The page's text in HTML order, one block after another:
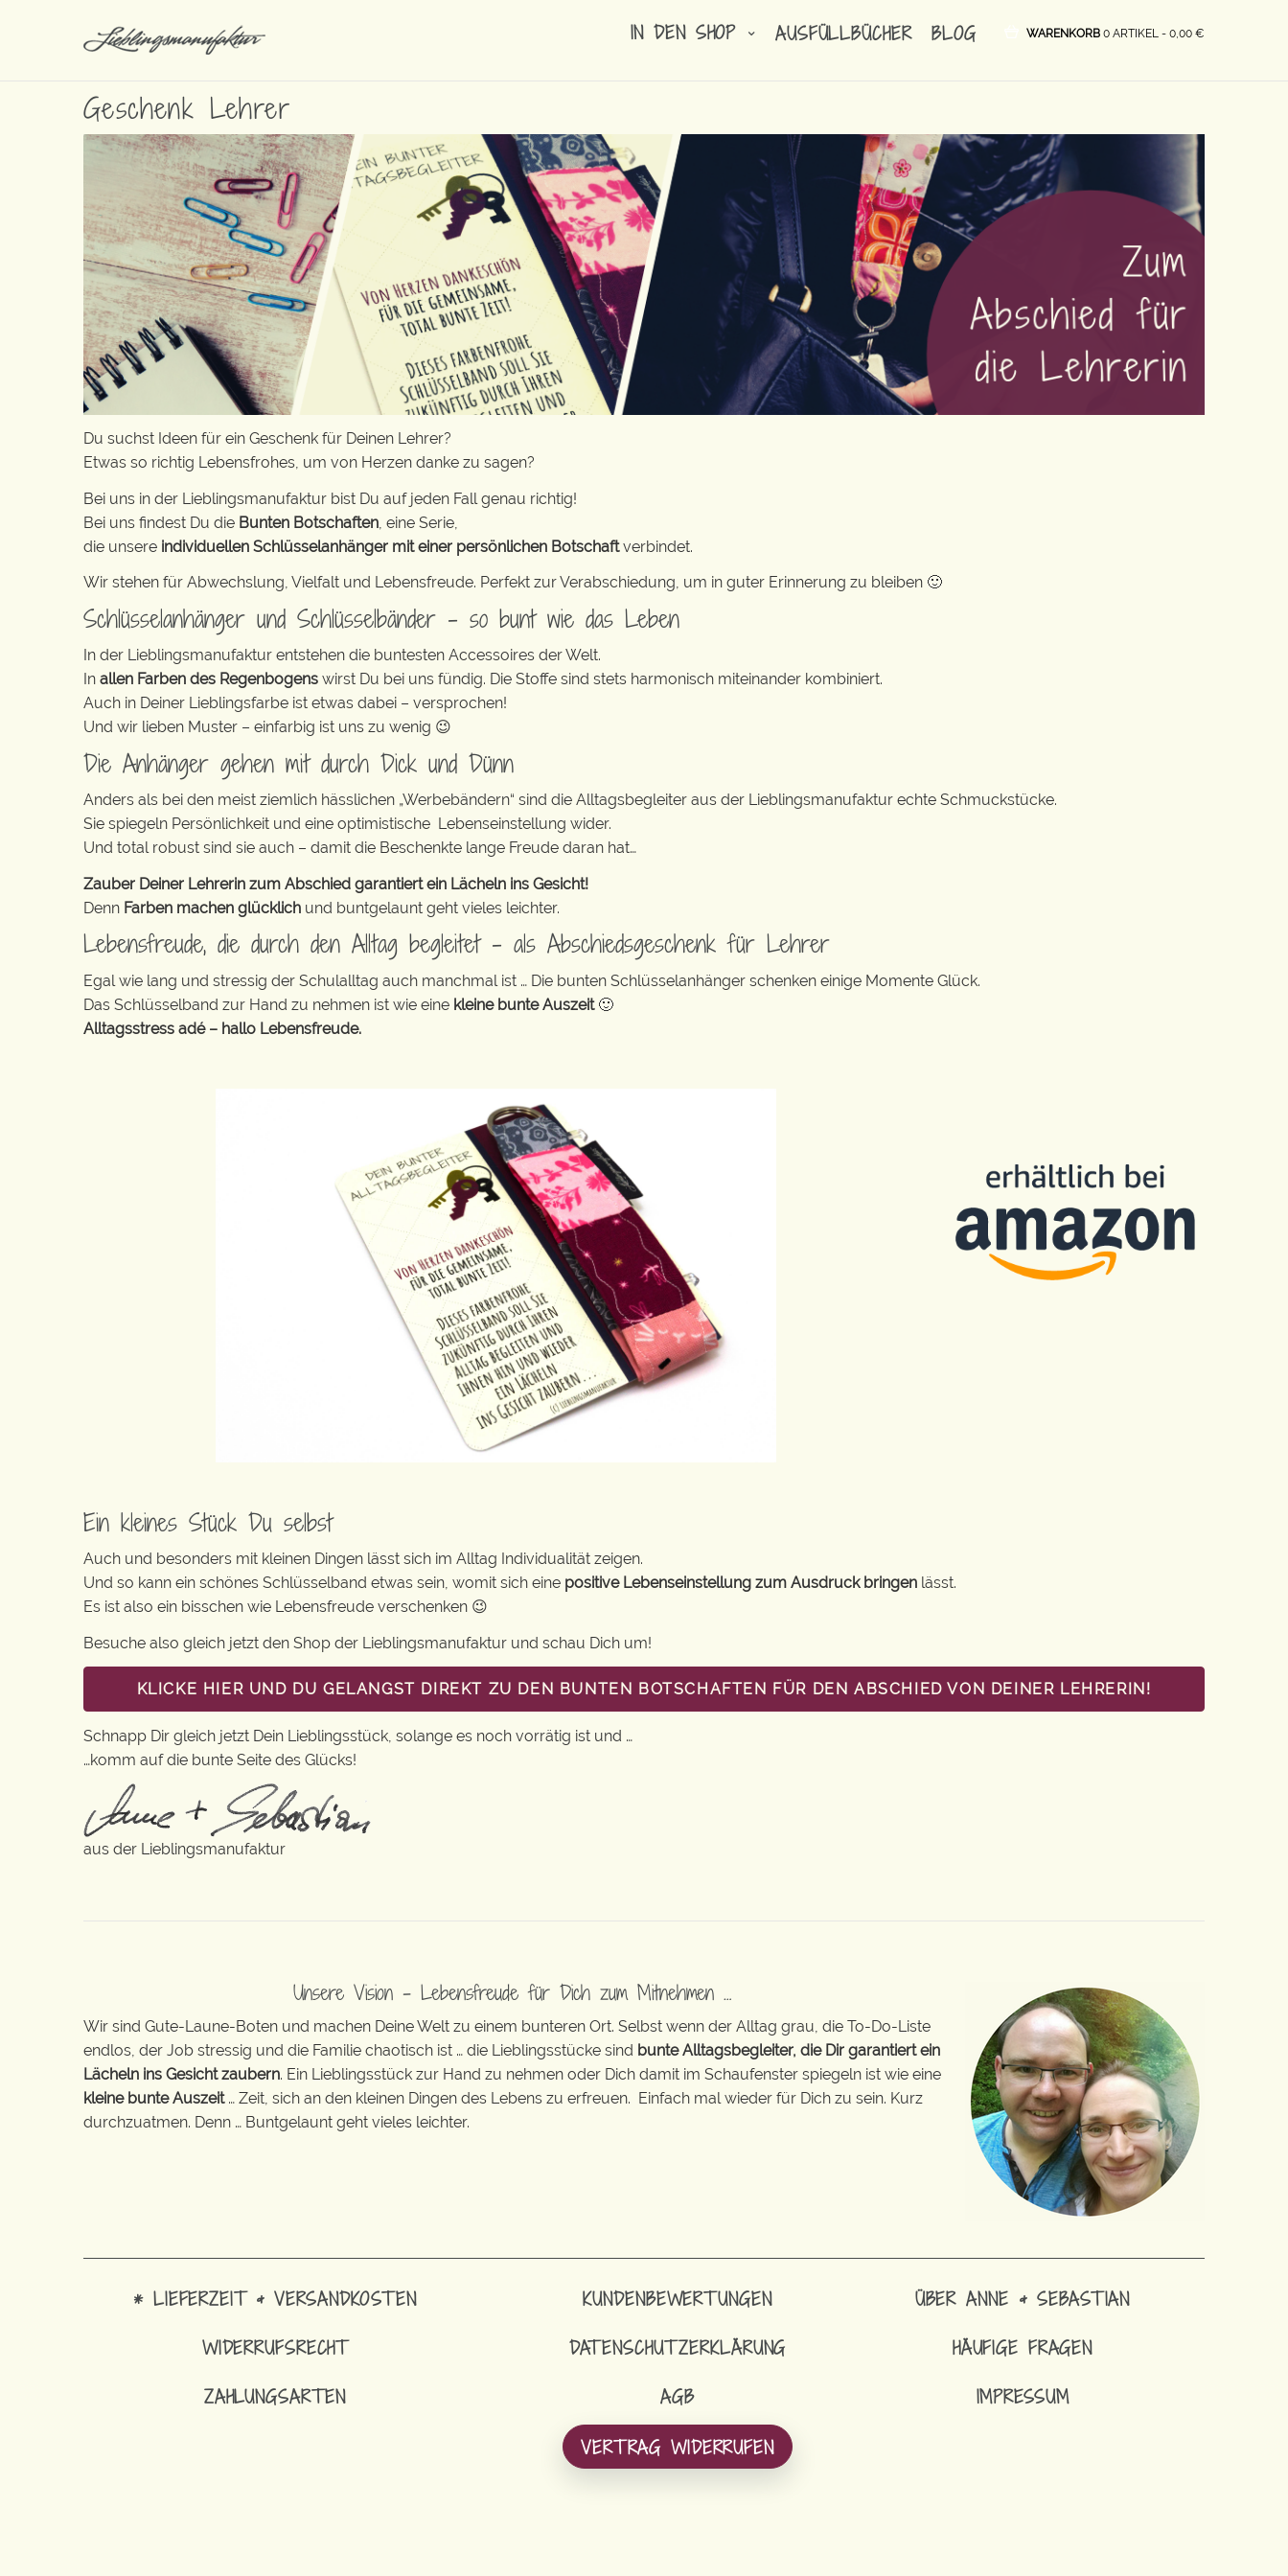
IN DEN SHOP AUSFÜLLBÜCHER BLOG WARENKORB 0 ARTIKEL - 0,00 €
Geschenk Lehrer
Du suchst Ideen für ein Geschenk für Deinen Lehrer?
Etwas so richtig Lebensfrohes, um von Herzen danke zu sagen?
Bei uns in der Lieblingsmanufaktur bist Du auf jeden Fall genau richtig!
Bei uns findest Du die Bunten Botschaften , eine Serie,
die unsere individuellen Schlüsselanhänger mit einer persönlichen Botschaftverbindet.
Wir stehen für Abwechslung, Vielfalt und Lebensfreude. Perfekt zur Verabschiedung, um in guter Erinnerung zu bleiben 🙂
Schlüsselanhänger und Schlüsselbänder – so bunt wie das Leben
In der Lieblingsmanufaktur entstehen die buntesten Accessoires der Welt.
In allen Farben des Regenbogens wirst Du bei uns fündig. Die Stoffe sind stets harmonisch miteinander kombiniert.
Auch in Deiner Lieblingsfarbe ist etwas dabei – versprochen!
Und wir lieben Muster – einfarbig ist uns zu wenig 😉
Die Anhänger gehen mit durch Dick und Dünn
Anders als bei den meist ziemlich hässlichen „Werbebändern“ sind die Alltagsbegleiter aus der Lieblingsmanufaktur echte Schmuckstücke.
Sie spiegeln Persönlichkeit und eine optimistische Lebenseinstellung wider.
Und total robust sind sie auch – damit die Beschenkte lange Freude daran hat…
Zauber Deiner Lehrerin zum Abschied garantiert ein Lächeln ins Gesicht!
Denn Farben machen glücklich und buntgelaunt geht vieles leichter.
Lebensfreude, die durch den Alltag begleitet – als Abschiedsgeschenk für Lehrer
Egal wie lang und stressig der Schulalltag auch manchmal ist … Die bunten Schlüsselanhänger schenken einige Momente Glück.
Das Schlüsselband zur Hand zu nehmen ist wie eine kleine bunte Auszeit🙂
Alltagsstress adé – hallo Lebensfreude.
Ein kleines Stück Du selbst
Auch und besonders mit kleinen Dingen lässt sich im Alltag Individualität zeigen.
Und so kann ein schönes Schlüsselband etwas sein, womit sich eine positive Lebenseinstellung zum Ausdruck bringen lässt.
Es ist also ein bisschen wie Lebensfreude verschenken 😉
Besuche also gleich jetzt den Shop der Lieblingsmanufaktur und schau Dich um!
KLICKE HIER UND DU GELANGST DIREKT ZU DEN BUNTEN BOTSCHAFTEN FÜR DEN ABSCHIED VON DEINER LEHRERIN!
Schnapp Dir gleich jetzt Dein Lieblingsstück, solange es noch vorrätig ist und …
…komm auf die bunte Seite des Glücks!
aus der Lieblingsmanufaktur
Unsere Vision – Lebensfreude für Dich zum Mitnehmen …
Wir sind Gute-Laune-Boten und machen Deine Welt zu einem bunteren Ort. Selbst wenn der Alltag grau, die To-Do-Liste
endlos, der Job stressig und die Familie chaotisch ist … die Lieblingsstücke sind bunte Alltagsbegleiter, die Dir garantiert ein
Lächeln ins Gesicht zaubern. Ein Lieblingsstück zur Hand zu nehmen oder Dich damit im Schaufenster spiegeln ist wie eine
kleine bunte Auszeit… Zeit, sich an den kleinen Dingen des Lebens zu erfreuen. Einfach mal wieder für Dich zu sein. Kurz
durchzuatmen. Denn … Buntgelaunt geht vieles leichter.
* LIEFERZEIT & VERSANDKOSTEN
WIDERRUFSRECHT
ZAHLUNGSARTEN
KUNDENBEWERTUNGEN
DATENSCHUTZERKLÄRUNG
AGB
VERTRAG WIDERRUFEN
ÜBER ANNE & SEBASTIAN
HÄUFIGE FRAGEN
IMPRESSUM